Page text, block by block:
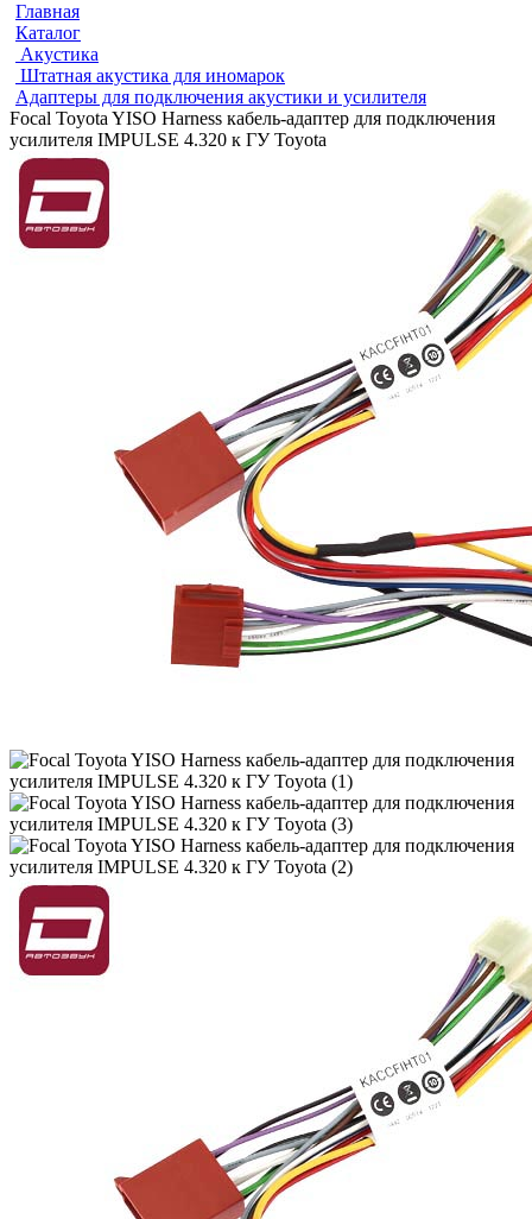
Главная
Каталог
Акустика
Штатная акустика для иномарок
Адаптеры для подключения акустики и усилителя
Focal Toyota YISO Harness кабель-адаптер для подключения
усилителя IMPULSE 4.320 к ГУ Toyota